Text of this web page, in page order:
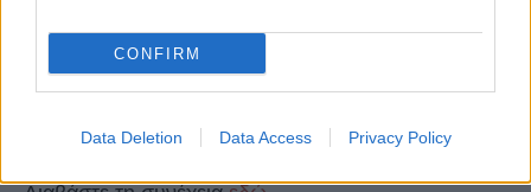
CONFIRM
Data Deletion Data Access Privacy Policy